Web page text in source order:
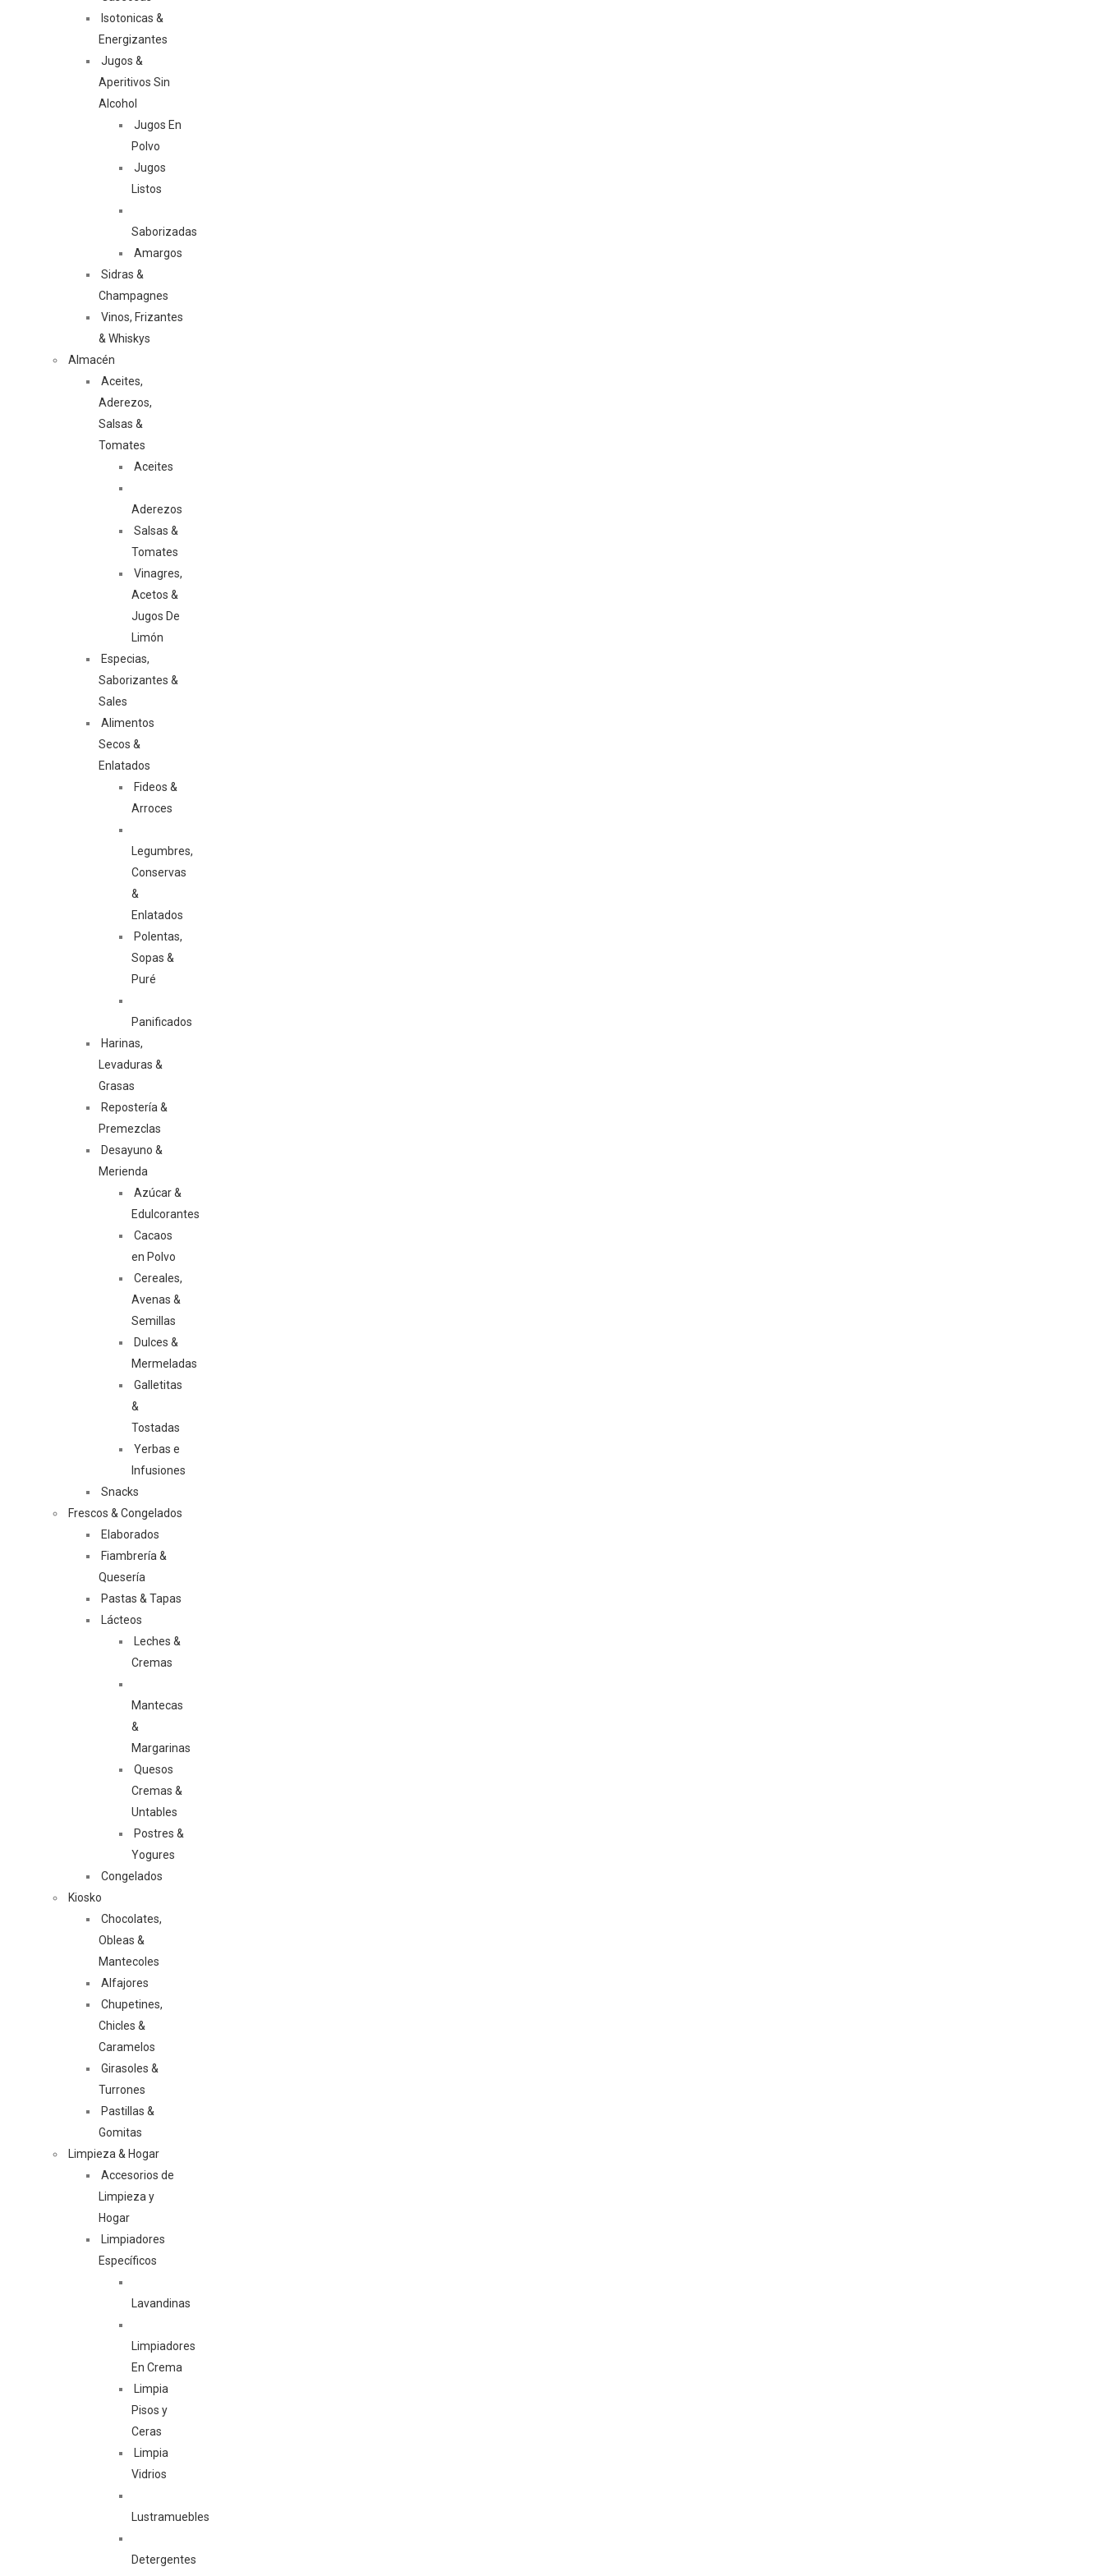
Isotonicas &
Energizantes
Jugos &
Aperitivos Sin
Alcohol
Jugos En
Polvo
Jugos
Listos
Saborizadas
Amargos
Sidras &
Champagnes
Vinos, Frizantes
& Whiskys
Almacén
Aceites,
Aderezos,
Salsas &
Tomates
Aceites
Aderezos
Salsas &
Tomates
Vinagres,
Acetos &
Jugos De
Limón
Especias,
Saborizantes &
Sales
Alimentos
Secos &
Enlatados
Fideos &
Arroces
Legumbres,
Conservas
&
Enlatados
Polentas,
Sopas &
Puré
Panificados
Harinas,
Levaduras &
Grasas
Repostería &
Premezclas
Desayuno &
Merienda
Azúcar &
Edulcorantes
Cacaos
en Polvo
Cereales,
Avenas &
Semillas
Dulces &
Mermeladas
Galletitas
&
Tostadas
Yerbas e
Infusiones
Snacks
Frescos & Congelados
Elaborados
Fiambrería &
Quesería
Pastas & Tapas
Lácteos
Leches &
Cremas
Mantecas
&
Margarinas
Quesos
Cremas &
Untables
Postres &
Yogures
Congelados
Kiosko
Chocolates,
Obleas &
Mantecoles
Alfajores
Chupetines,
Chicles &
Caramelos
Girasoles &
Turrones
Pastillas &
Gomitas
Limpieza & Hogar
Accesorios de
Limpieza y
Hogar
Limpiadores
Específicos
Lavandinas
Limpiadores
En Crema
Limpia
Pisos y
Ceras
Limpia
Vidrios
Lustramuebles
Detergentes